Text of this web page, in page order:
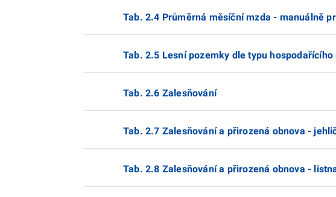
Tab. 2.4 Průměrná měsíční mzda - manuálně
Tab. 2.5 Lesní pozemky dle typu
Tab. 2.6 Zalesňování
Tab. 2.7 Zalesňování a přirozená obnova -
Tab. 2.8 Zalesňování a přirozená obnova -